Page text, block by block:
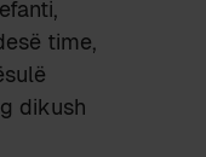
time,
dikush